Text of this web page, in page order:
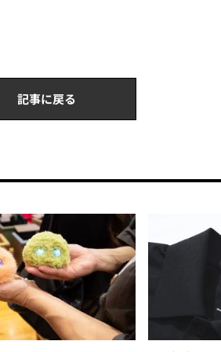
記事に戻る